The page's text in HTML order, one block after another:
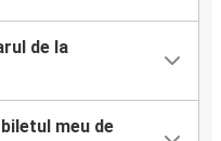
de la
meu de